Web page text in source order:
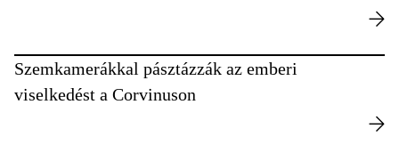
Szemkamerákkal pásztázzák az emberi
viselkedést a Corvinuson